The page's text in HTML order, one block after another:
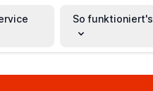
So funktioniert's